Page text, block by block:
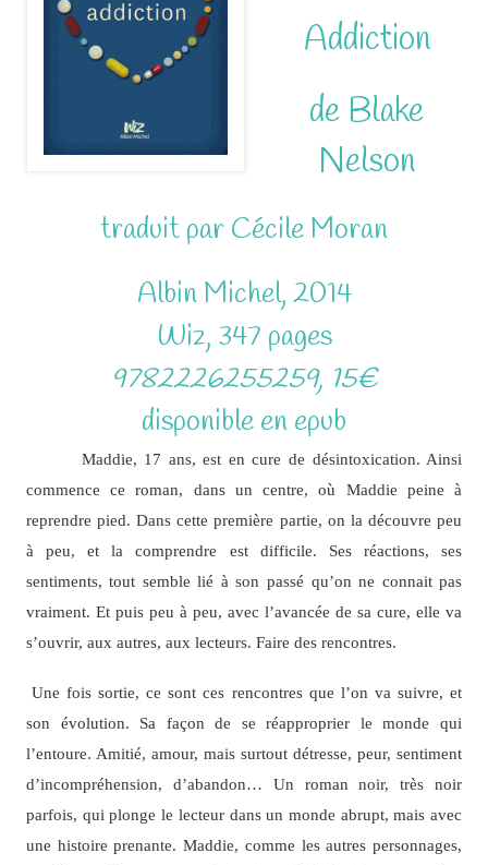
Addiction
de Blake
Nelson
traduit par Cécile Moran
Albin Michel, 2014
Wiz, 347 pages
9782226255259, 15€
disponible en epub
Maddie, 17 ans, est en cure de désintoxication. Ainsi
commence ce roman, dans un centre, où Maddie peine à
reprendre pied. Dans cette première partie, on la découvre peu
à peu, et la comprendre est difficile. Ses réactions, ses
sentiments, tout semble lié à son passé qu’on ne connait pas
vraiment. Et puis peu à peu, avec l’avancée de sa cure, elle va
s’ouvrir, aux autres, aux lecteurs. Faire des rencontres.
Une fois sortie, ce sont ces rencontres que l’on va suivre, et
son évolution. Sa façon de se réapproprier le monde qui
l’entoure. Amitié, amour, mais surtout détresse, peur, sentiment
d’incompréhension, d’abandon… Un roman noir, très noir
parfois, qui plonge le lecteur dans un monde abrupt, mais avec
une histoire prenante. Maddie, comme les autres personnages,